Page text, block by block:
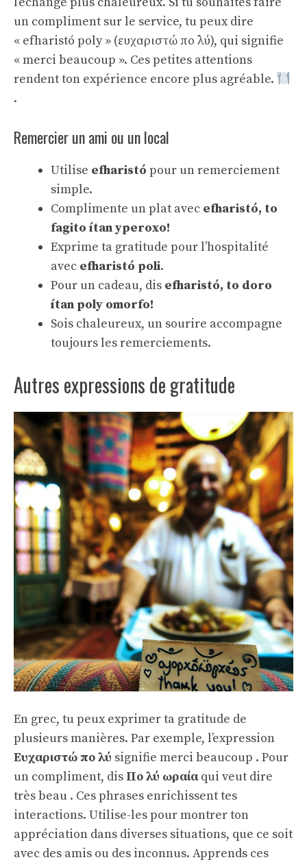
un compliment sur le service, tu peux dire
« efharistó poly » (ευχαριστώ πο λύ), qui signifie
« merci beaucoup ». Ces petites attentions
rendent ton expérience encore plus agréable.
.
Remercier un ami ou un local
Utilise efharistó pour un remerciement
simple.
Complimente un plat avec efharistó, to
fagito ítan yperoxo!
Exprime ta gratitude pour l’hospitalité
avec efharistó poli.
Pour un cadeau, dis efharistó, to doro
ítan poly omorfo!
Sois chaleureux, un sourire accompagne
toujours les remerciements.
Autres expressions de gratitude
En grec, tu peux exprimer ta gratitude de
plusieurs manières. Par exemple, l’expression
Ευχαριστώ πο λύ signifie merci beaucoup . Pour
un compliment, dis Πο λύ ωραίαqui veut dire
très beau . Ces phrases enrichissent tes
interactions. Utilise-les pour montrer ton
appréciation dans diverses situations, que ce soit
avec des amis ou des inconnus. Apprends ces